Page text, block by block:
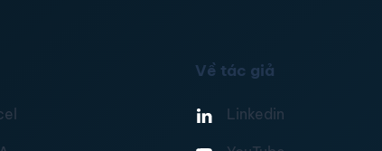
Về tác giả
Linkedin